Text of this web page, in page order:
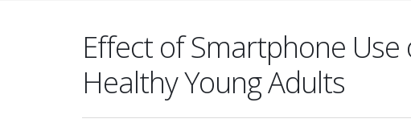
Effect of Smartphone
Healthy Young Adults